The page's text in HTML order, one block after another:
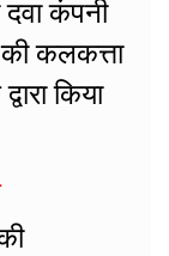
कंपनी
कलकत्ता
किया